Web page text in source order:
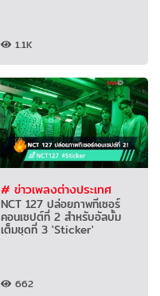
1.1K
# ข่าวเพลงต่างประเทศ
NCT 127 ปล่อยภาพทีเซอร์
คอนเซปต์ที่ 2 สำหรับอัลบั้ม
เต็มชุดที่ 3 'Sticker'
662